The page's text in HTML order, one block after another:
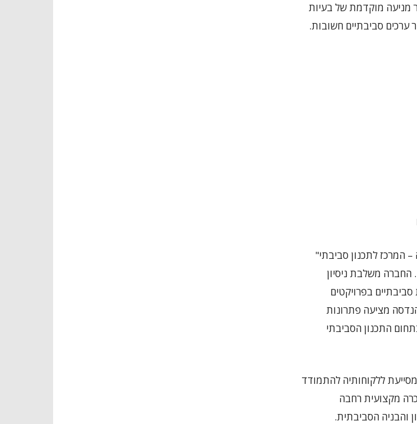
מניעה מוקדמת של בעיות
סביבתיים חשובות.
המרכז לתכנון סביבתי"
משלבת ניסיון
סביבתיים בפרויקטים
גילגל הנדסה מציעה פתרונות
התכנון הסביבתי
ללקוחותיה להתמודד
מקצועית רחבה
והבניה הסביבתית.